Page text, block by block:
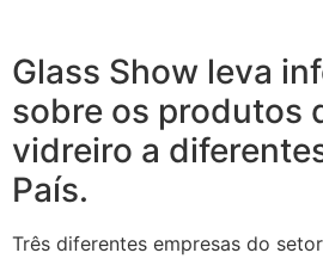
Glass Show leva
sobre os produtos
vidreiro a
País.
Três diferentes empresas do